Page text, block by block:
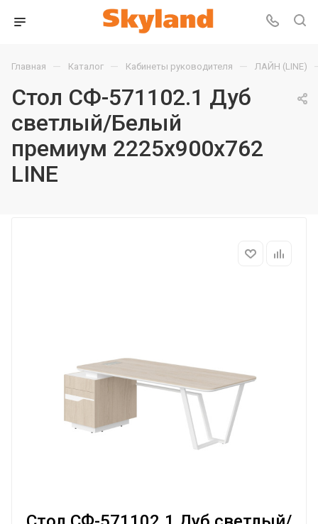
Главная — Каталог — Кабинеты руководителя — ЛАЙН (LINE)
Стол СФ-571102.1 Дуб
светлый/Белый
премиум 2225х900х762
LINE